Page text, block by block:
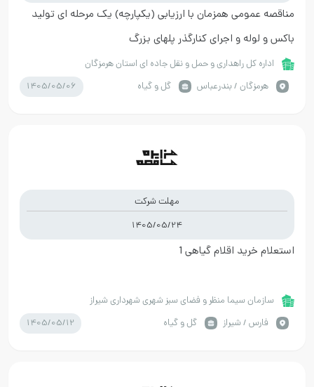
مناقصه عمومی همزمان با ارزیابی (یکپارچه) یک مرحله ای تولید
باکس و لوله و اجرای کنارگذر پلهای بزرگ
اداره کل راهداری و حمل و نقل جاده ای استان هرمزگان
هرمزگان / بندرعباس
گل و گیاه 1405/05/06
مهلت شرکت
1405/05/24
استعلام خرید اقلام گیاهی 1
سازمان سیما منظر و فضای سبز شهری شهرداری شیراز
فارس / شیراز
گل و گیاه 1405/05/12